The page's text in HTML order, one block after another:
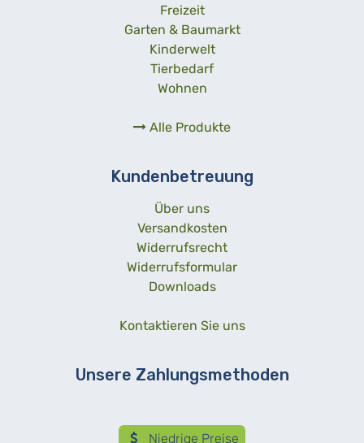
Freizeit
Garten & Baumarkt
Kinderwelt
Tierbedarf
Wohnen
Alle Produkte
Kundenbetreuung
Über uns
Versandkosten
Widerrufsrecht
Widerrufsformular
Downloads
Kontaktieren Sie uns
Unsere Zahlungsmethoden
Niedrige Preise